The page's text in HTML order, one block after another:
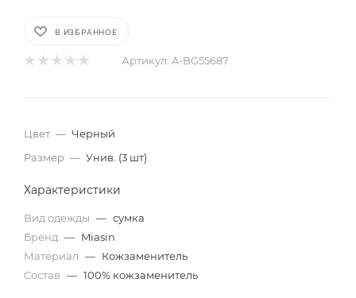
В ИЗБРАННОЕ
Артикул: A-BG55687
Цвет — Черный
Размер — Унив. (3 шт)
Характеристики
Вид одежды — сумка
Бренд — Miasin
Материал — Кожзаменитель
Состав — 100% кожзаменитель